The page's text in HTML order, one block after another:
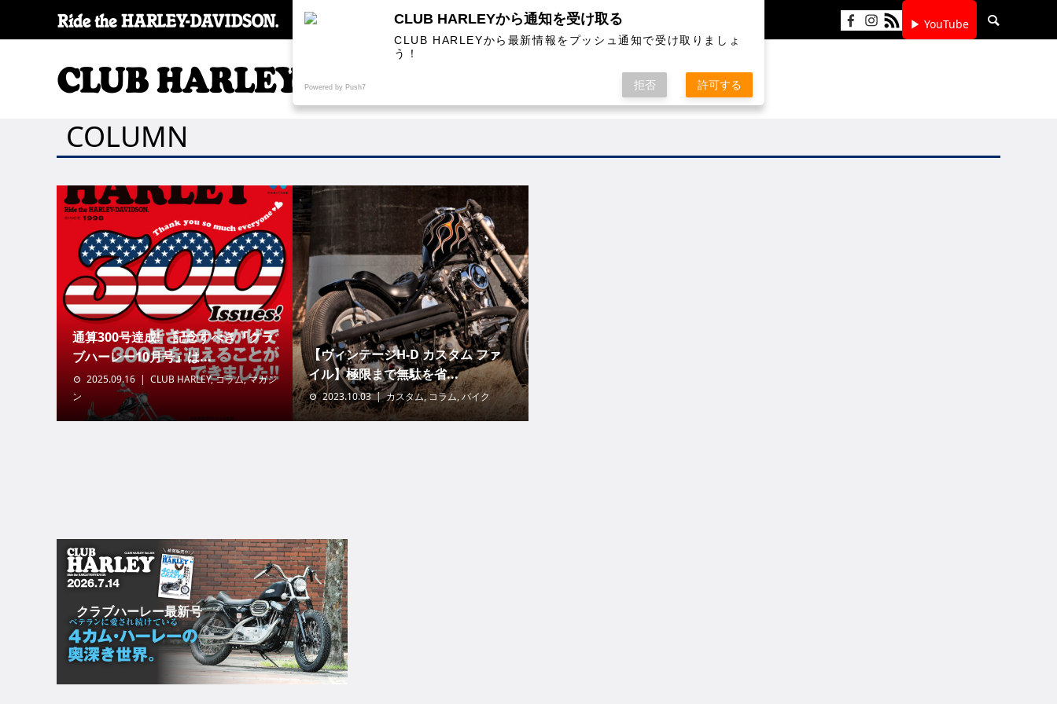
▶ YouTube
SPECIALCOLUMN
COLUMN
通算300号達成! 記念すべき『クラ
ブハーレー10月号』は...
2025.09.16 CLUB HARLEY,コラム,マガジ
ン
【ヴィンテージH-D カスタム ファ
イル】極限まで無駄を省...
2023.10.03 カスタム,コラム,バイク
クラブハーレー最新号
CLUB HARLEYから通知を受け取る
CLUB HARLEYから最新情報をプッシュ通知で受け取りましょ
う！
Powered by Push7 拒否 許可する